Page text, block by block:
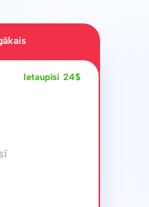
Ietaupīsi 24$